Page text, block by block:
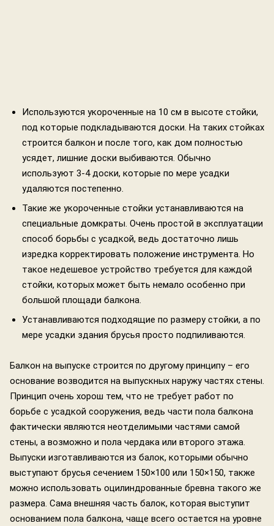
Используются укороченные на 10 см в высоте стойки,
под которые подкладываются доски. На таких стойках
строится балкон и после того, как дом полностью
усядет, лишние доски выбиваются. Обычно
используют 3-4 доски, которые по мере усадки
удаляются постепенно.
Такие же укороченные стойки устанавливаются на
специальные домкраты. Очень простой в эксплуатации
способ борьбы с усадкой, ведь достаточно лишь
изредка корректировать положение инструмента. Но
такое недешевое устройство требуется для каждой
стойки, которых может быть немало особенно при
большой площади балкона.
Устанавливаются подходящие по размеру стойки, а по
мере усадки здания брусья просто подпиливаются.
Балкон на выпуске строится по другому принципу – его
основание возводится на выпускных наружу частях стены.
Принцип очень хорош тем, что не требует работ по
борьбе с усадкой сооружения, ведь части пола балкона
фактически являются неотделимыми частями самой
стены, а возможно и пола чердака или второго этажа.
Выпуски изготавливаются из балок, которыми обычно
выступают брусья сечением 150×100 или 150×150, также
можно использовать оцилиндрованные бревна такого же
размера. Сама внешняя часть балок, которая выступит
основанием пола балкона, чаще всего остается на уровне